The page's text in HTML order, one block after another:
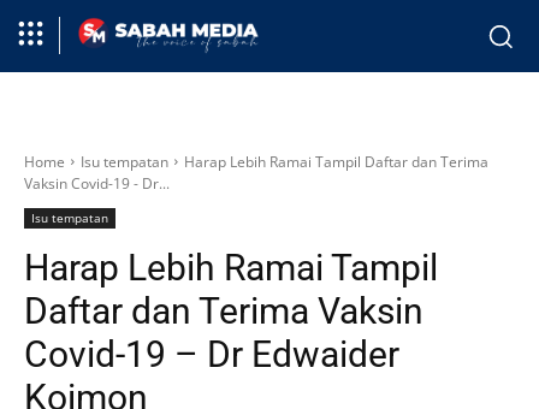
Home Isu tempatan
Harap Lebih Ramai Tampil Daftar dan Terima
Vaksin Covid-19 - Dr...
Isu tempatan
Harap Lebih Ramai Tampil
Daftar dan Terima Vaksin
Covid-19 – Dr Edwaider
Koimon